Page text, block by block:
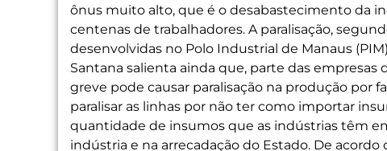
ônus muito alto, que é o desabastecimento da
centenas de trabalhadores. A paralisação,
desenvolvidas no Polo Industrial de Manaus
Santana salienta ainda que, parte das
greve pode causar paralisação na produção por
paralisar as linhas por não ter como importar
quantidade de insumos que as indústrias têm
indústria e na arrecadação do Estado. De acordo